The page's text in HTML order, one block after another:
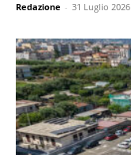
Redazione - 31 Luglio 2026